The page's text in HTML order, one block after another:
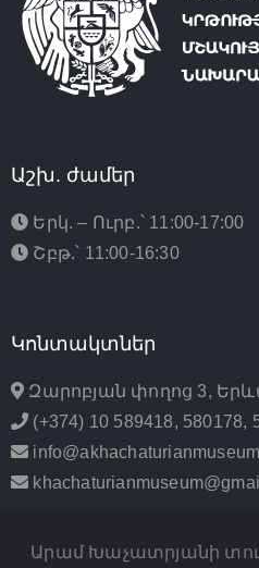
Աշխ. ժամեր
Երկ. – Ուրբ.՝ 11:00-17:00
Շբթ.՝ 11:00-16:30
Կոնտակտներ
Զարոբյան փողոց 3,
(+374) 10 589418, 580178,
Արամ Խաչատրյանի